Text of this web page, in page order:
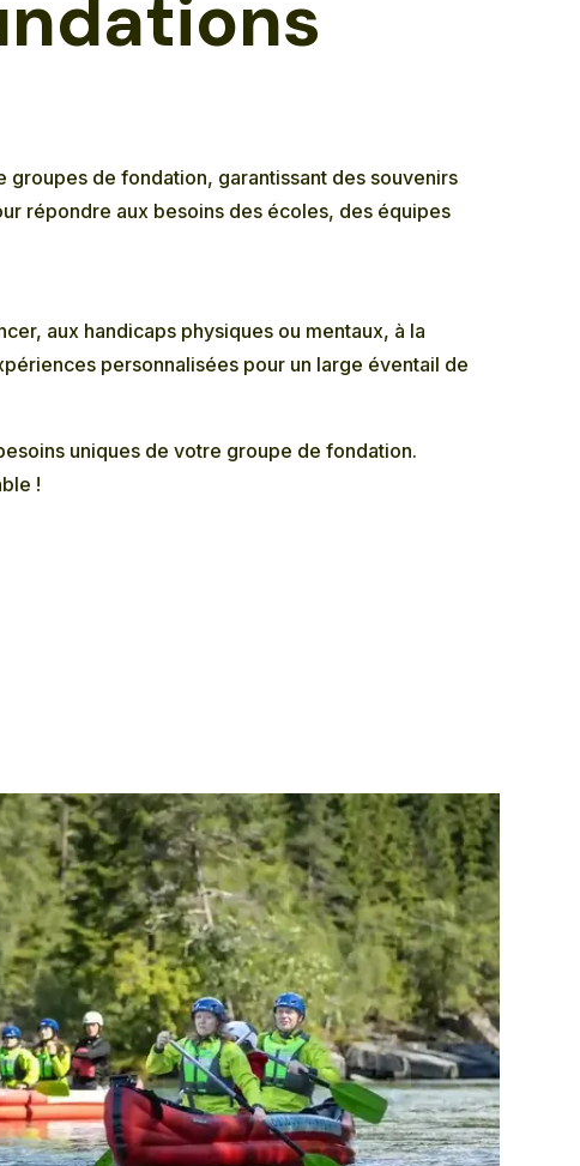
de fondation, garantissant des souvenirs
répondre aux besoins des écoles, des équipes
aux handicaps physiques ou mentaux, à la
personnalisées pour un large éventail de
uniques de votre groupe de fondation.
!